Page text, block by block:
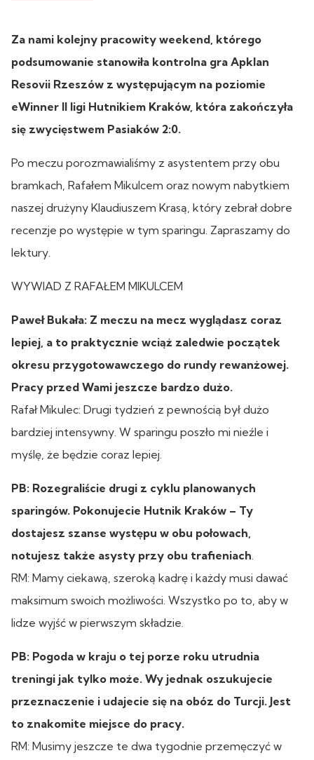
Za nami kolejny pracowity weekend, którego
podsumowanie stanowiła kontrolna gra Apklan
Resovii Rzeszów z występującym na poziomie
eWinner II ligi Hutnikiem Kraków, która zakończyła
się zwycięstwem Pasiaków 2:0.
Po meczu porozmawialiśmy z asystentem przy obu
bramkach, Rafałem Mikulcem oraz nowym nabytkiem
naszej drużyny Klaudiuszem Krasą, który zebrał dobre
recenzje po występie w tym sparingu. Zapraszamy do
lektury.
WYWIAD Z RAFAŁEM MIKULCEM
Paweł Bukała: Z meczu na mecz wyglądasz coraz
lepiej, a to praktycznie wciąż zaledwie początek
okresu przygotowawczego do rundy rewanżowej.
Pracy przed Wami jeszcze bardzo dużo.
Rafał Mikulec: Drugi tydzień z pewnością był dużo
bardziej intensywny. W sparingu poszło mi nieźle i
myślę, że będzie coraz lepiej.
PB: Rozegraliście drugi z cyklu planowanych
sparingów. Pokonujecie Hutnik Kraków – Ty
dostajesz szanse występu w obu połowach,
notujesz także asysty przy obu trafieniach
RM: Mamy ciekawą, szeroką kadrę i każdy musi dawać
maksimum swoich możliwości. Wszystko po to, aby w
lidze wyjść w pierwszym składzie.
PB: Pogoda w kraju o tej porze roku utrudnia
treningi jak tylko może. Wy jednak oszukujecie
przeznaczenie i udajecie się na obóz do Turcji. Jest
to znakomite miejsce do pracy.
RM: Musimy jeszcze te dwa tygodnie przemęczyć w